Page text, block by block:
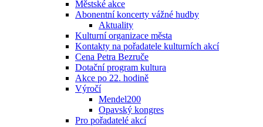
Městské akce
Abonentní koncerty vážné hudby
Aktuality
Kulturní organizace města
Kontakty na pořadatele kulturních akcí
Cena Petra Bezruče
Dotační program kultura
Akce po 22. hodině
Výročí
Mendel200
Opavský kongres
Pro pořadatelé akcí